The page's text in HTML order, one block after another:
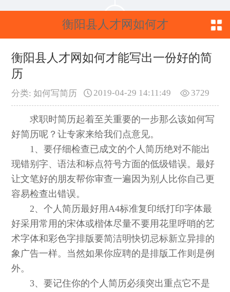
衡阳县人才网如何才
能写出一份好的简历
衡阳县人才网如何才能写出一份好的简
历
分类: 如何写简历 3729
2019-04-29 14:11:49
求职时简历起着至关重要的一步那么该如何写
好简历呢？让专家来给我们点意见。
1、要仔细检查已成文的个人简历绝对不能出
现错别字、语法和标点符号方面的低级错误。最好
让文笔好的朋友帮你审查一遍因为别人比你自己更
容易检查出错误。
2、个人简历最好用A4标准复印纸打印字体最
好采用常用的宋体或楷体尽量不要用花里呼哨的艺
术字体和彩色字排版要简洁明快切忌标新立异排的
象广告一样。当然如果你应聘的是排版工作则是例
外。
3、要记住你的个人简历必须突出重点它不是